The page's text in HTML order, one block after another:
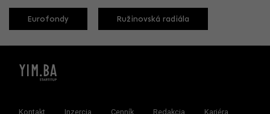
Eurofondy Ružinovská radiála
Kontakt Inzercia Cenník Redakcia Kariéra